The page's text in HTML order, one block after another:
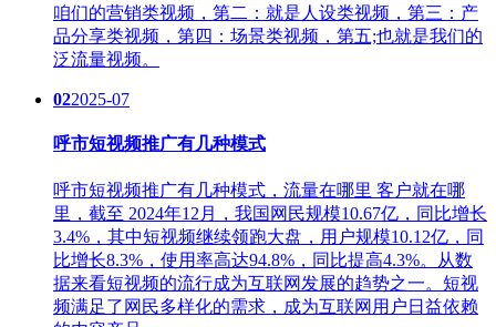
咱们的营销类视频，第二：就是人设类视频，第三：产
品分享类视频，第四：场景类视频，第五;也就是我们的
泛流量视频。
022025-07
呼市短视频推广有几种模式
呼市短视频推广有几种模式，流量在哪里 客户就在哪
里，截至 2024年12月，我国网民规模10.67亿，同比增长
3.4%，其中短视频继续领跑大盘，用户规模10.12亿，同
比增长8.3%，使用率高达94.8%，同比提高4.3%。从数
据来看短视频的流行成为互联网发展的趋势之一。‌短视
频满足了网民多样化的需求，成为互联网用户日益依赖